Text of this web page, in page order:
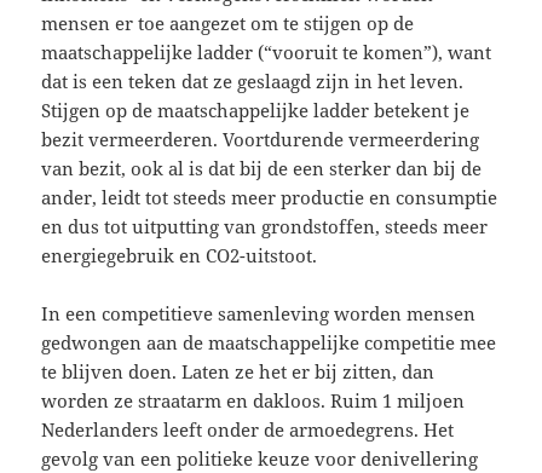
mensen er toe aangezet om te stijgen op de
maatschappelijke ladder (“vooruit te komen”), want
dat is een teken dat ze geslaagd zijn in het leven.
Stijgen op de maatschappelijke ladder betekent je
bezit ver­meerderen. Voortdurende vermeerdering
van bezit, ook al is dat bij de een sterker dan bij de
ander, leidt tot steeds meer productie en consumptie
en dus tot uitputting van grondstoffen, steeds meer
energiegebruik en CO2-uitstoot.
In een competitieve samenleving worden mensen
gedwongen aan de maatschappelijke competitie mee
te blijven doen. Laten ze het er bij zitten, dan
worden ze straatarm en dakloos. Ruim 1 miljoen
Nederlanders leeft onder de armoedegrens. Het
gevolg van een politieke keuze voor denivellering